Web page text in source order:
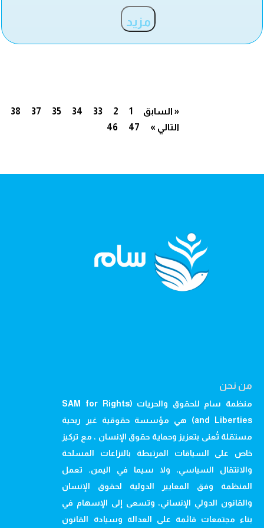
مزيد
« السابق 1
2
33
34
35
37
38
46
47 التالي »
من نحن
منظمة سام للحقوق والحريات (SAM for Rights
and Liberties) هي مؤسسة حقوقية غير ربحية
مستقلة تُعنى بتعزيز وحماية حقوق الإنسان ، مع تركيز
خاص على السياقات المرتبطة بالنزاعات المسلحة
والانتقال السياسي، ولا سيما في اليمن. تعمل
المنظمة وفق المعايير الدولية لحقوق الإنسان
والقانون الدولي الإنساني، وتسعى إلى الإسهام في
بناء مجتمعات قائمة على العدالة وسيادة القانون